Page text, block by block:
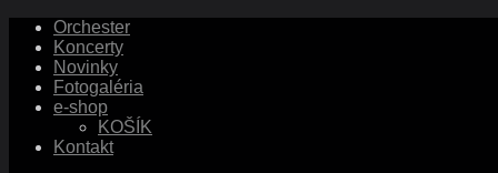
Orchester
Koncerty
Novinky
Fotogaléria
e-shop
KOŠÍK
Kontakt